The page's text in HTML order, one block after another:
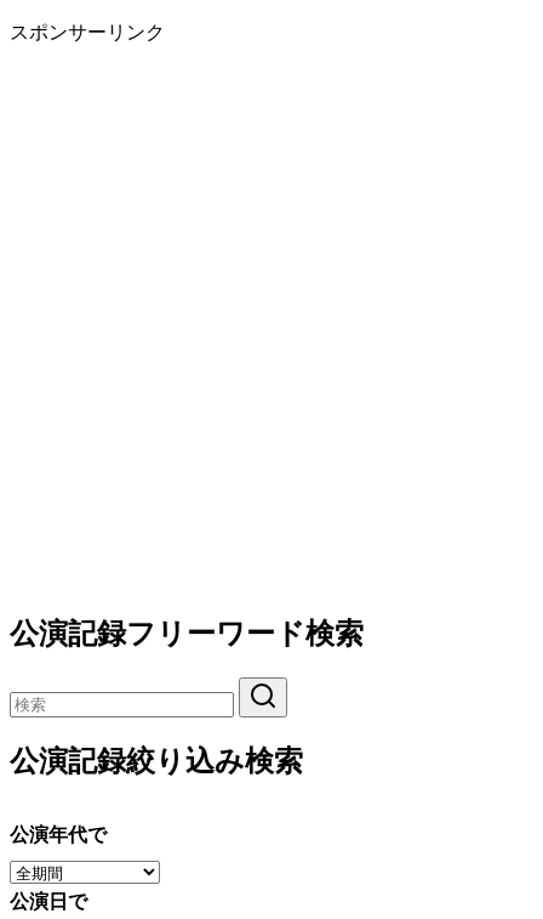
スポンサーリンク
公演記録フリーワード検索
公演記録絞り込み検索
公演年代で
公演日で